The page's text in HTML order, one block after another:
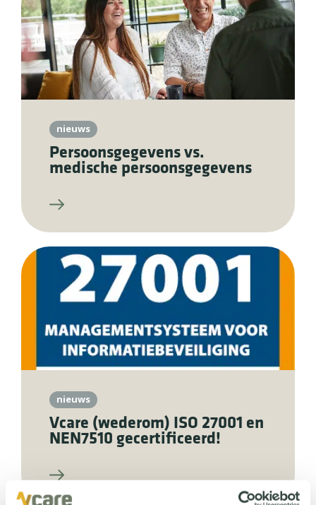
nieuws
Persoonsgegevens vs.
medische persoonsgegevens
nieuws
Vcare (wederom) ISO 27001 en
NEN7510 gecertificeerd!